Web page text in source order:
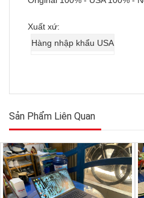
Xuất xứ:
Hàng nhập khẩu USA
Sản Phẩm Liên Quan